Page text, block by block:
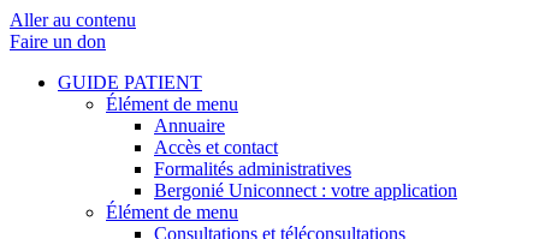
Aller au contenu
Faire un don
GUIDE PATIENT
Élément de menu
Annuaire
Accès et contact
Formalités administratives
Bergonié Uniconnect : votre application
Élément de menu
Consultations et téléconsultations